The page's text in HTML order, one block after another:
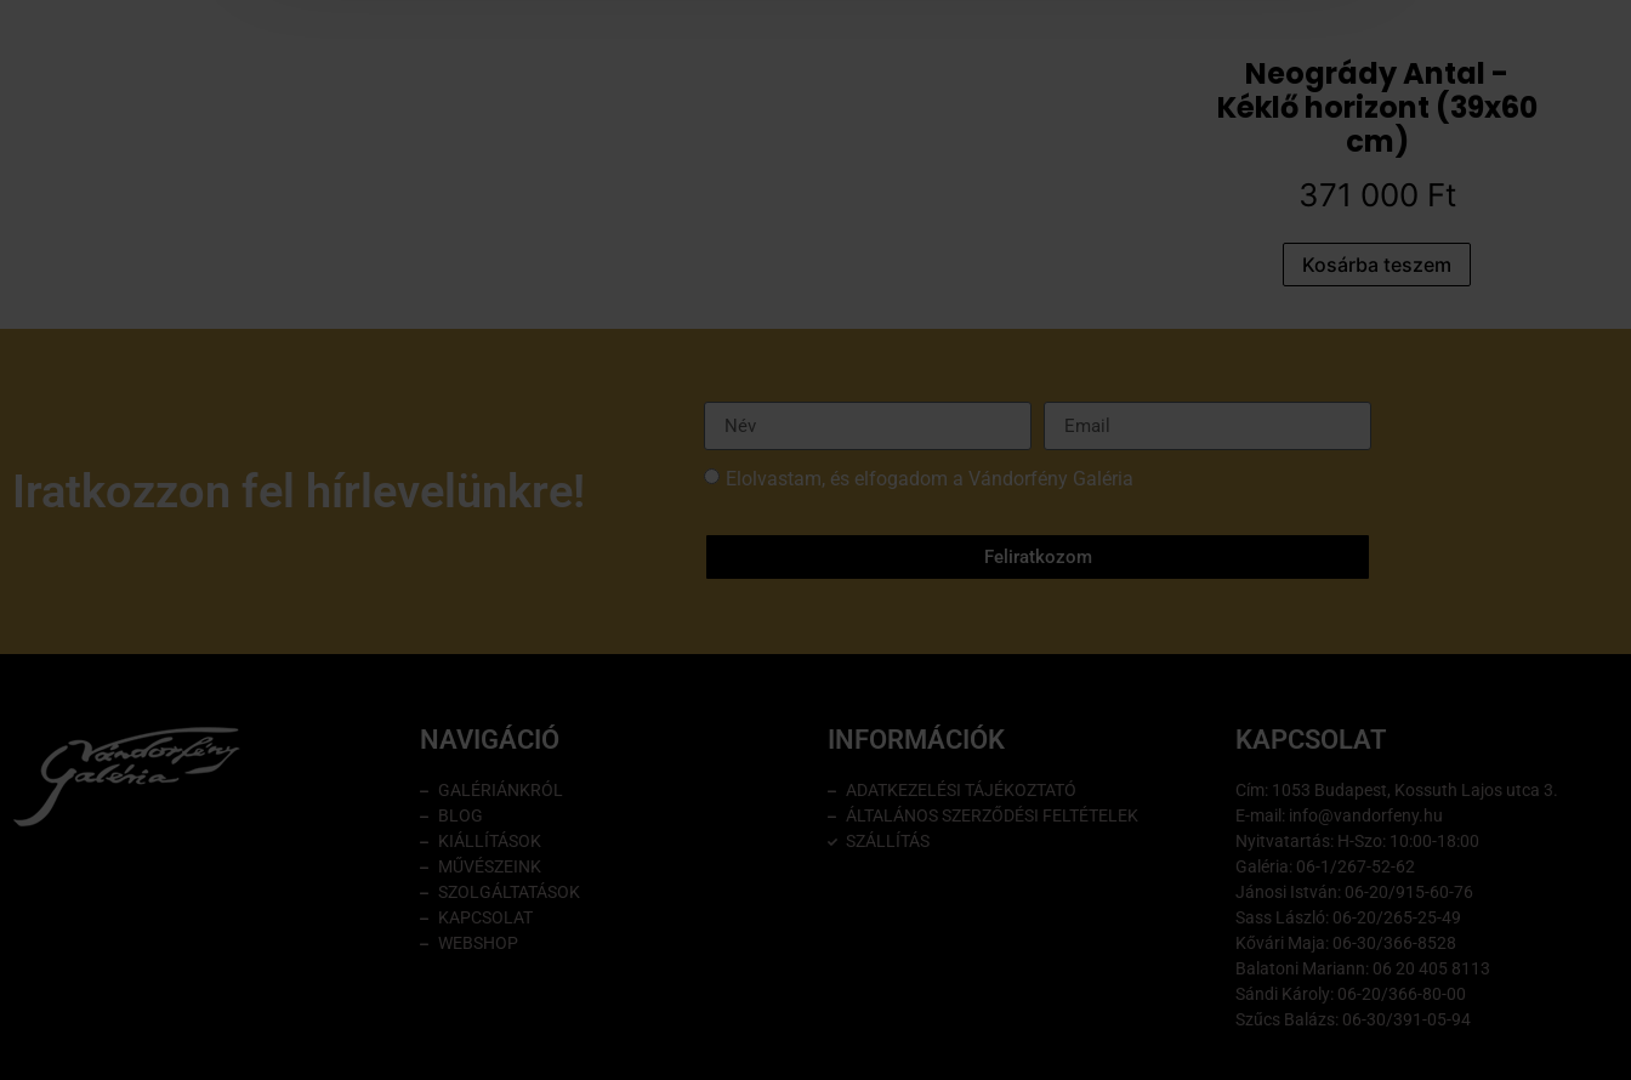
Neogrády Antal -
Kéklő horizont (39x60
cm)
371 000 Ft
Kosárba teszem
Iratkozzon fel hírlevelünkre! Elolvastam, és elfogadom a Vándorfény Galéria
Feliratkozom
NAVIGÁCIÓ
GALÉRIÁNKRÓL
BLOG
KIÁLLÍTÁSOK
MŰVÉSZEINK
SZOLGÁLTATÁSOK
KAPCSOLAT
WEBSHOP
INFORMÁCIÓK
ADATKEZELÉSI TÁJÉKOZTATÓ
ÁLTALÁNOS SZERZŐDÉSI FELTÉTELEK
SZÁLLÍTÁS
KAPCSOLAT
Cím: 1053 Budapest, Kossuth Lajos utca 3.
E-mail: info@vandorfeny.hu
Nyitvatartás: H-Szo: 10:00-18:00
Galéria: 06-1/267-52-62
Jánosi István: 06-20/915-60-76
Sass László: 06-20/265-25-49
Kővári Maja: 06-30/366-8528
Balatoni Mariann: 06 20 405 8113
Sándi Károly: 06-20/366-80-00
Szűcs Balázs: 06-30/391-05-94